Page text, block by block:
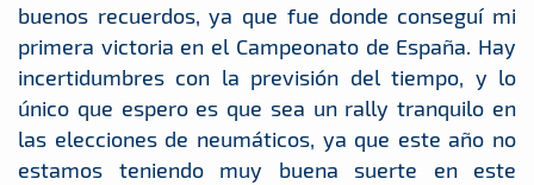
buenos recuerdos, ya que fue donde conseguí mi
primera victoria en el Campeonato de España. Hay
incertidumbres con la previsión del tiempo, y lo
único que espero es que sea un rally tranquilo en
las elecciones de neumáticos, ya que este año no
estamos teniendo muy buena suerte en este